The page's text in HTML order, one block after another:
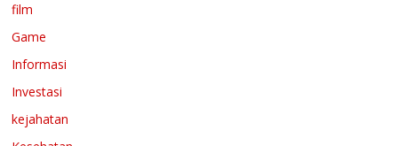
film
Game
Informasi
Investasi
kejahatan